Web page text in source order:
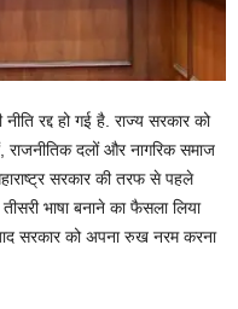
रद्द हो गई है. राज्‍य सरकार को
राजनीतिक दलों और नागरिक समाज
सरकार की तरफ से पहले
भाषा बनाने का फैसला लिया
सरकार को अपना रुख नरम करना